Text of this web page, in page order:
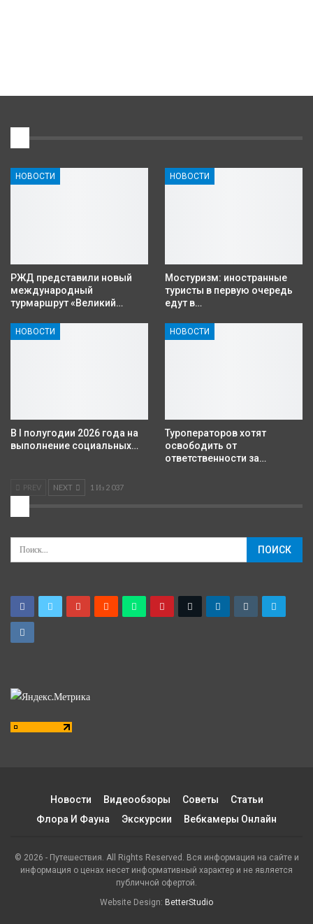
НОВОСТИ
РЖД представили новый
международный
турмаршрут «Великий…
НОВОСТИ
Мостуризм: иностранные
туристы в первую очередь
едут в…
НОВОСТИ
В I полугодии 2026 года на
выполнение социальных…
НОВОСТИ
Туроператоров хотят
освободить от
ответственности за…
PREV NEXT 1 Из 2 037
Новости Видеообзоры Советы
Статьи
Флора И Фауна
Экскурсии Вебкамеры Онлайн
© 2026 - Путешествия. All Rights Reserved. Вся информация на сайте и
информация о ценах несет информативный характер и не является
публичной офертой.
Website Design: BetterStudio